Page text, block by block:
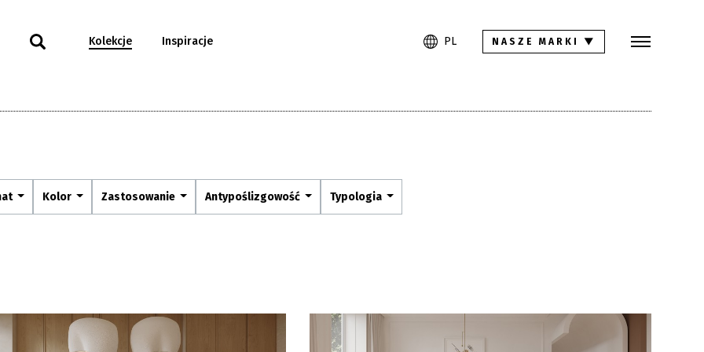
PL EN
Kolekcje Inspiracje PL NASZE MARKI ▼
Kolor Zastosowanie Antypoślizgowość Typologia
Inspiracje